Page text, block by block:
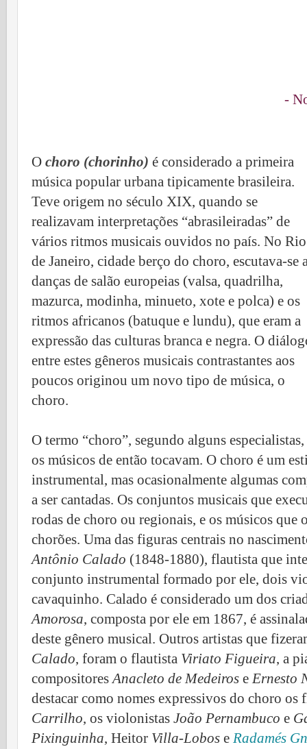
-
O choro (chorinho) é considerado a primeira
música popular urbana tipicamente brasileira.
Teve origem no século XIX, quando se
realizavam interpretações “abrasileiradas” de
vários ritmos musicais ouvidos no país. No Rio
de Janeiro, cidade berço do choro, escutava-se
danças de salão europeias (valsa, quadrilha,
mazurca, modinha, minueto, xote e polca) e os
ritmos africanos (batuque e lundu), que eram a
expressão das culturas branca e negra. O
entre estes gêneros musicais contrastantes aos
poucos originou um novo tipo de música, o
choro.
O termo “choro”, segundo alguns
os músicos de então tocavam. O choro é um
instrumental, mas ocasionalmente algumas
a ser cantadas. Os conjuntos musicais que
rodas de choro ou regionais, e os músicos que
chorões. Uma das figuras centrais no
Antônio Calado (1848-1880), flautista que
conjunto instrumental formado por ele, dois
cavaquinho. Calado é considerado um dos
Amorosa, composta por ele em 1867, é
deste gênero musical. Outros artistas que
Calado, foram o flautista Viriato Figueira, a
compositoresAnacleto de Medeiros e Ernesto
destacar como nomes expressivos do choro os
Carrilho, os violonistas João Pernambuco e
Pixinguinha, Heitor Villa-Lobos e Radamés